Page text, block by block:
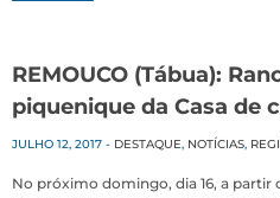
REMOUCO (Tábua):
piquenique da Casa de
JULHO 12, 2017 - DESTAQUE, NOTÍCIAS,
No próximo domingo, dia 16, a partir